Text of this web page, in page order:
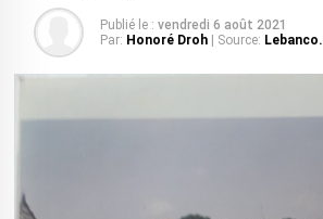
Publié le : vendredi 6 août 2021
Par: Honoré Droh | Source: